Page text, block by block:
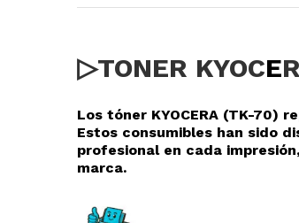
▷TONER KYOCE
Los tóner KYOCERA (TK-70)
Estos consumibles han sido
profesional en cada
marca.